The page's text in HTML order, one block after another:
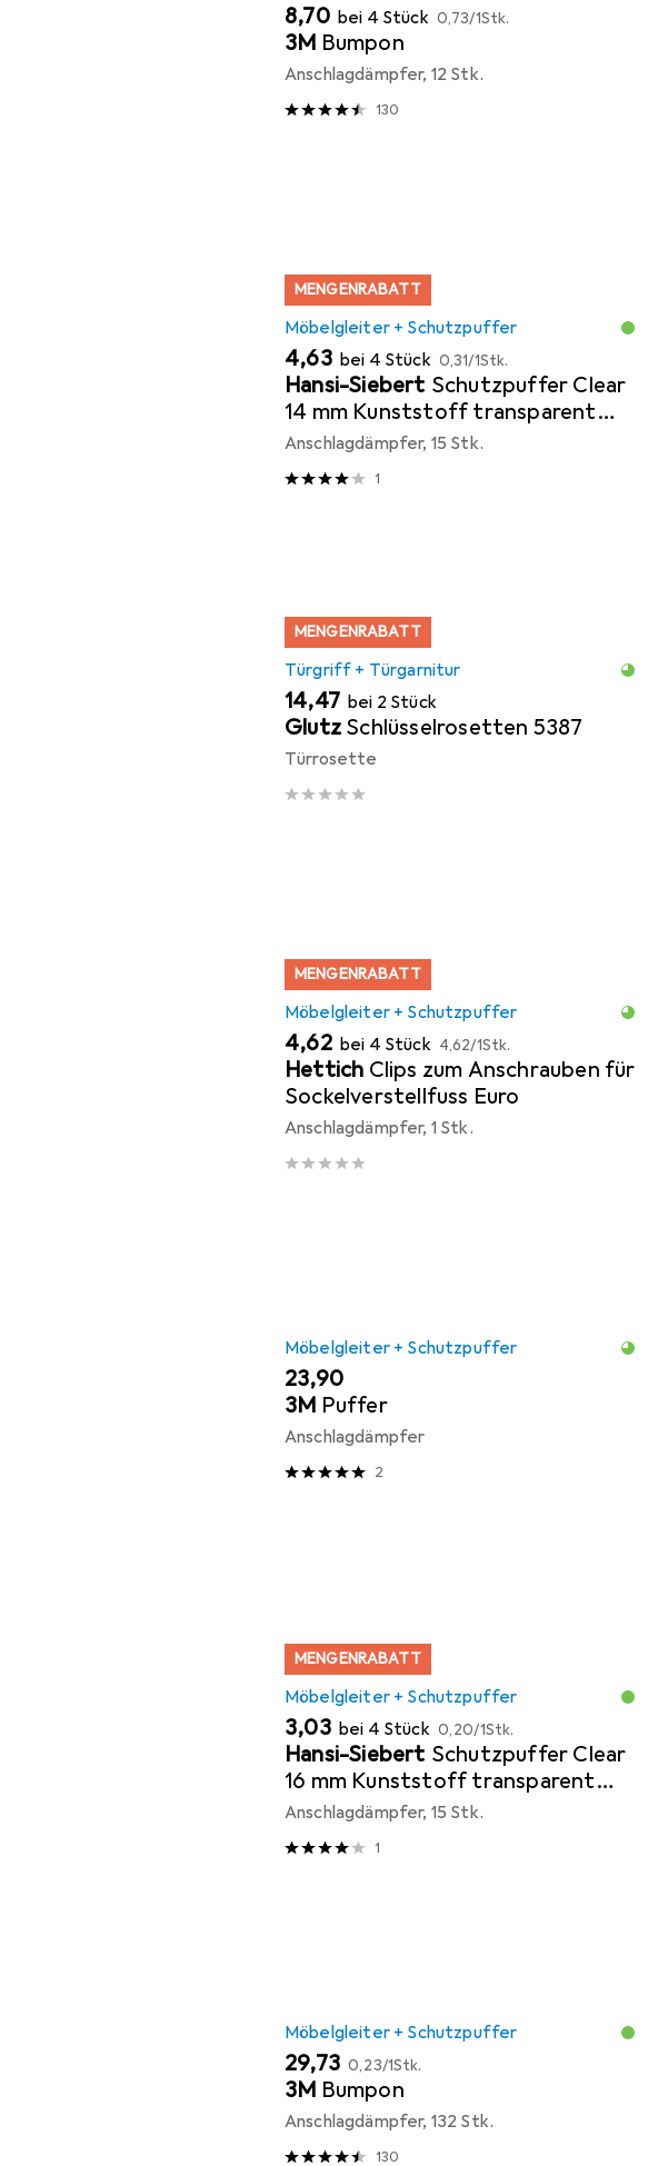
EUR
8,70 bei 4 Stück EUR
0,73/1Stk.
3M Bumpon
Anschlagdämpfer, 12 Stk.
130
MENGENRABATT
Möbelgleiter + Schutzpuffer
EUR
4,63 bei 4 Stück EUR
0,31/1Stk.
Hansi-Siebert Schutzpuffer Clear
14 mm Kunststoff transparent
Koni selbstklebend
Anschlagdämpfer, 15 Stk.
1
MENGENRABATT
Türgriff + Türgarnitur
EUR
14,47 bei 2 Stück
Glutz Schlüsselrosetten 5387
Türrosette
MENGENRABATT
Möbelgleiter + Schutzpuffer
EUR
4,62 bei 4 Stück EUR
4,62/1Stk.
Hettich Clips zum Anschrauben für
Sockelverstellfuss Euro
Anschlagdämpfer, 1 Stk.
Möbelgleiter + Schutzpuffer
EUR
23,90
3M Puffer
Anschlagdämpfer
2
MENGENRABATT
Möbelgleiter + Schutzpuffer
EUR
3,03 bei 4 Stück EUR
0,20/1Stk.
Hansi-Siebert Schutzpuffer Clear
16 mm Kunststoff transparent
Linse selbstklebend
Anschlagdämpfer, 15 Stk.
1
Möbelgleiter + Schutzpuffer
EUR
29,73 EUR
0,23/1Stk.
3M Bumpon
Anschlagdämpfer, 132 Stk.
130